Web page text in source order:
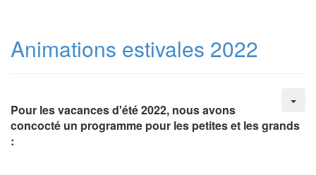
Animations estivales 2022
Pour les vacances d'été 2022, nous avons
concocté un programme pour les petites et les grands
: